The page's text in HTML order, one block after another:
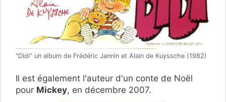
"Didi" un album de Frédéric Jannin et Alain de Kuyssche (1982)
Il est également l'auteur d'un conte de Noël
pour Mickey, en décembre 2007.